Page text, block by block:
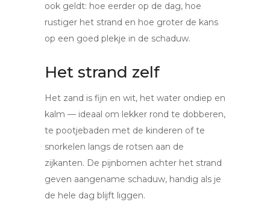
ook geldt: hoe eerder op de dag, hoe
rustiger het strand en hoe groter de kans
op een goed plekje in de schaduw.
Het strand zelf
Het zand is fijn en wit, het water ondiep en
kalm — ideaal om lekker rond te dobberen,
te pootjebaden met de kinderen of te
snorkelen langs de rotsen aan de
zijkanten. De pijnbomen achter het strand
geven aangename schaduw, handig als je
de hele dag blijft liggen.